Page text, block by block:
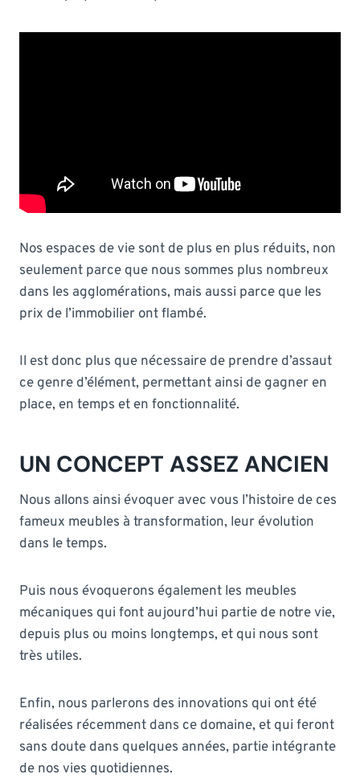
Nos espaces de vie sont de plus en plus réduits, non
seulement parce que nous sommes plus nombreux
dans les agglomérations, mais aussi parce que les
prix de l’immobilier ont flambé.
Il est donc plus que nécessaire de prendre d’assaut
ce genre d’élément, permettant ainsi de gagner en
place, en temps et en fonctionnalité.
UN CONCEPT ASSEZ ANCIEN
Nous allons ainsi évoquer avec vous l’histoire de ces
fameux meubles à transformation, leur évolution
dans le temps.
Puis nous évoquerons également les meubles
mécaniques qui font aujourd’hui partie de notre vie,
depuis plus ou moins longtemps, et qui nous sont
très utiles.
Enfin, nous parlerons des innovations qui ont été
réalisées récemment dans ce domaine, et qui feront
sans doute dans quelques années, partie intégrante
de nos vies quotidiennes.